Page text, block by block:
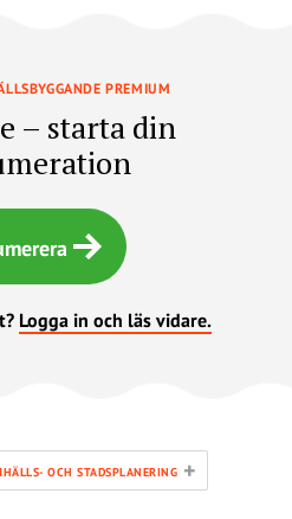
PREMIUM
– starta din
Logga in och läs vidare.
OCH STADSPLANERING +